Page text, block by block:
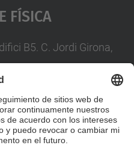
Física
B5. C. Jordi Girona,